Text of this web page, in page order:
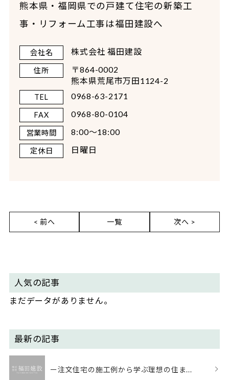
熊本県・福岡県での戸建て住宅の新築工
事・リフォーム工事は福田建設へ
会社名 株式会社 福田建設
住所
〒864-0002
熊本県荒尾市万田1124-2
TEL 0968-63-2171
FAX 0968-80-0104
営業時間 8:00～18:00
定休日 日曜日
< 前へ 一覧 次へ >
人気の記事
まだデータがありません。
最新の記事
ー注文住宅の施工例から学ぶ理想の住ま...